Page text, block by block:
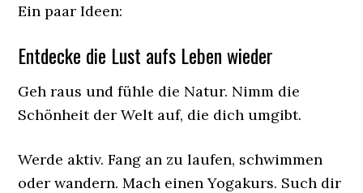
Ein paar Ideen:
Entdecke die Lust aufs Leben wieder
Geh raus und fühle die Natur. Nimm die
Schönheit der Welt auf, die dich umgibt.
Werde aktiv. Fang an zu laufen, schwimmen
oder wandern. Mach einen Yogakurs. Such dir